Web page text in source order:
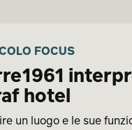
FOCUS
hotel
un luogo e le sue